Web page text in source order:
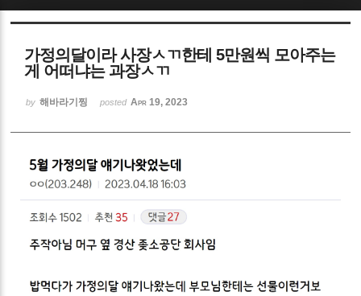
가정의달이라 사장ㅅㄲ한테 5만원씩 모아주는
게 어떠냐는 과장ㅅㄲ
by 해바라기찡 posted Apr 19, 2023
Sketchbook5, 스케치북5
Sketchbook5, 스케치북5